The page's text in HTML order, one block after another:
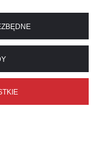
na zamówienie ok. 10-20
dni